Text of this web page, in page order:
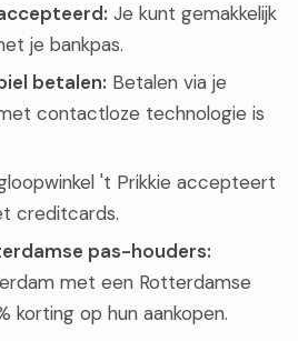
Je kunt gemakkelijk
je bankpas.
betalen: Betalen via je
contactloze technologie is
't Prikkie accepteert
creditcards.
pas-houders:
met een Rotterdamse
korting op hun aankopen.